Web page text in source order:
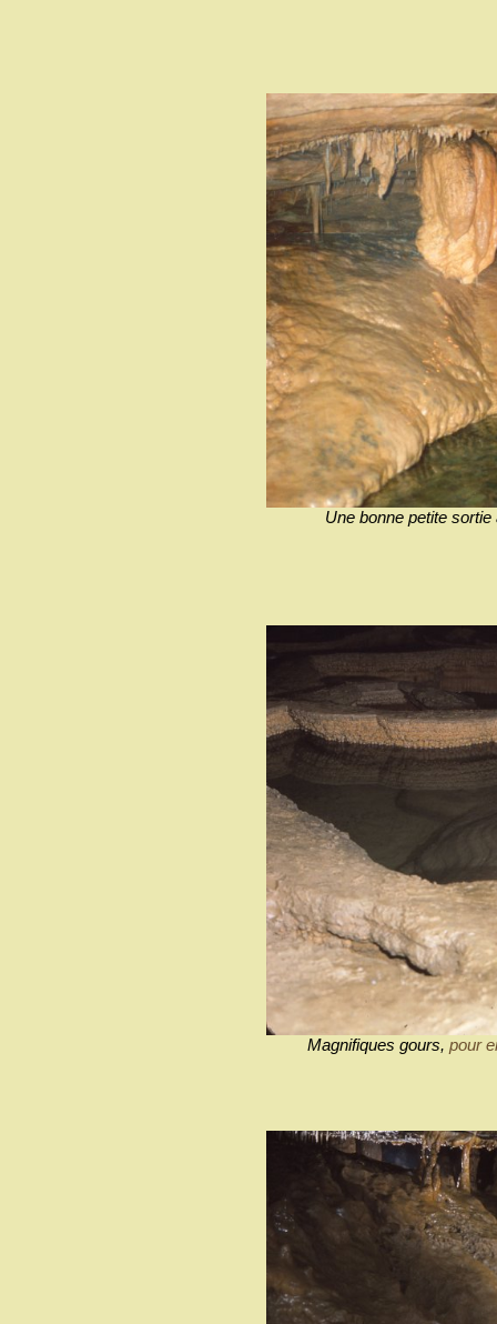
Une bonne petite
Magnifiques gours, pour